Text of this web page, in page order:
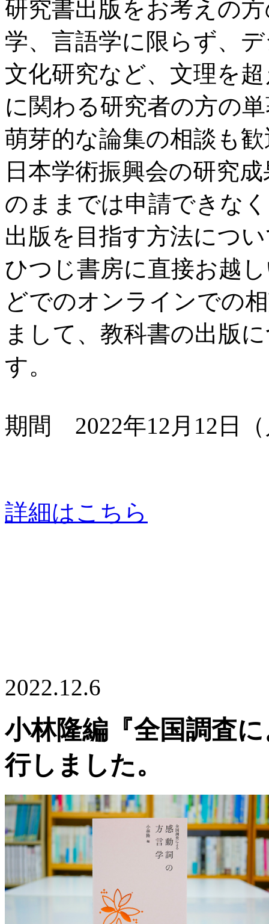
研究書出版をお考えの
学、言語学に限らず、
文化研究など、文理を
に関わる研究者の方の
萌芽的な論集の相談も
日本学術振興会の研究
のままでは申請できな
出版を目指す方法につ
ひつじ書房に直接お越
どでのオンラインでの
まして、教科書の出版
す。
期間 2022年12月12日（
詳細はこちら
2022.12.6
小林隆編『全国調査
行しました。